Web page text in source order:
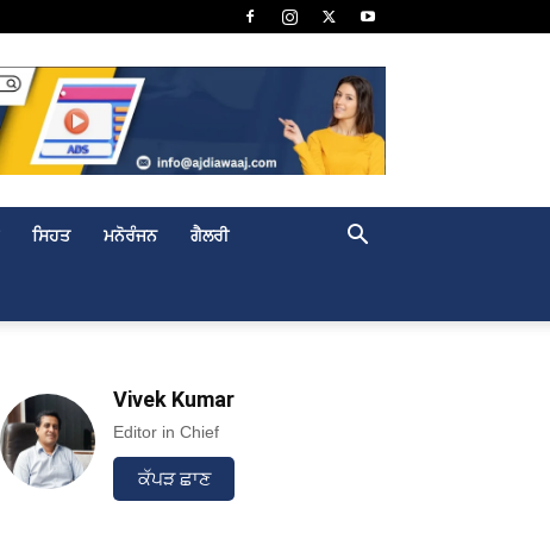
ਸਿਹਤ ਮਨੋਰੰਜਨ ਗੈਲਰੀ
Vivek Kumar
Editor in Chief
ਕੱਪੜ ਛਾਣ